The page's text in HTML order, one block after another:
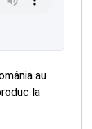
au
la